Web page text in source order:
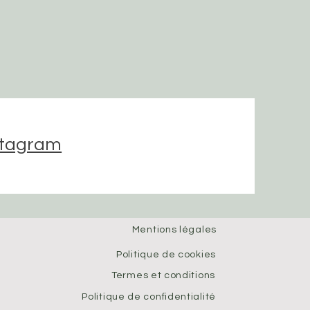
Mentions légales
Politique de cookies
Termes et conditions
Politique de confidentialité